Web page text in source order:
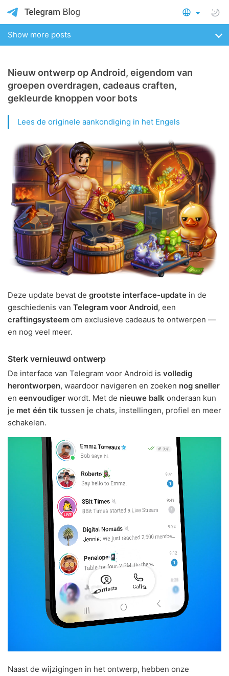
Show more posts
Nieuw ontwerp op Android, eigendom van
groepen overdragen, cadeaus craften,
gekleurde knoppen voor bots
Lees de originele aankondiging in het Engels
Deze update bevat de grootste interface-update in de
geschiedenis van Telegram voor Android, een
craftingsysteem om exclusieve cadeaus te ontwerpen —
en nog veel meer.
Sterk vernieuwd ontwerp
De interface van Telegram voor Android is volledig
herontworpen, waardoor navigeren en zoeken nog sneller
en eenvoudiger wordt. Met de nieuwe balk onderaan kun
je met één tik tussen je chats, instellingen, profiel en meer
schakelen.
Naast de wijzigingen in het ontwerp, hebben onze